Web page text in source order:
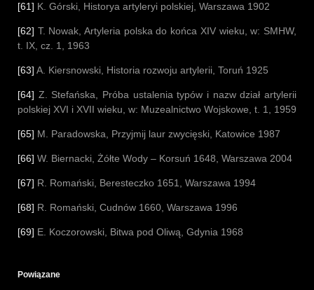
[61] K. Górski, Historya artyleryi polskiej, Warszawa 1902
[62] T. Nowak, Artyleria polska do końca XIV wieku, w: SMHW,
t. IX, cz. 1, 1963
[63] A. Kiersnowski, Historia rozwoju artylerii, Toruń 1925
[64] Z. Stefańska, Próba ustalenia typów i nazw dział artylerii
polskiej XVI i XVII wieku, w: Muzealnictwo Wojskowe, t. 1, 1959
[65] M. Paradowska, Przyjmij laur zwycięski, Katowice 1987
[66] W. Biernacki, Żółte Wody – Korsuń 1648, Warszawa 2004
[67] R. Romański, Beresteczko 1651, Warszawa 1994
[68] R. Romański, Cudnów 1660, Warszawa 1996
[69] E. Koczorowski, Bitwa pod Oliwą, Gdynia 1968
Powiązane